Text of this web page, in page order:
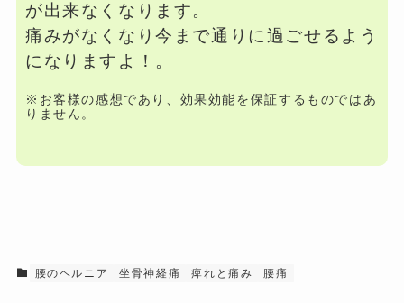
が出来なくなります。
痛みがなくなり今まで通りに過ごせるよう
になりますよ！。
※お客様の感想であり、効果効能を保証するものではあ
りません。
腰のヘルニア 坐骨神経痛 痺れと痛み 腰痛